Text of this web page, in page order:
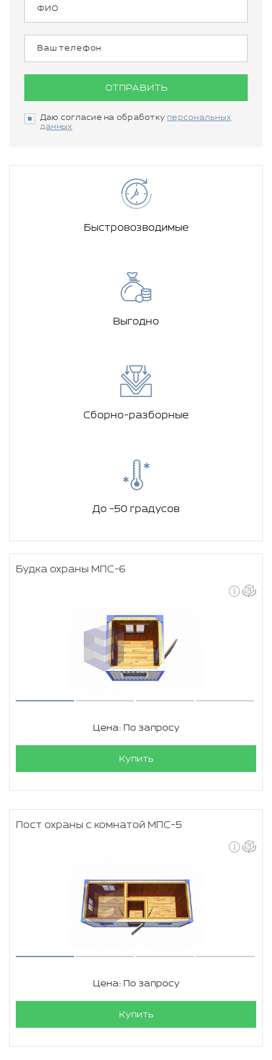
ОТПРАВИТЬ
Даю согласие на обработку персональных
данных
Быстровозводимые
Выгодно
Сборно-разборные
До -50 градусов
Будка охраны МПС-6
Цена: По запросу
Купить
Пост охраны с комнатой МПС-5
Цена: По запросу
Купить